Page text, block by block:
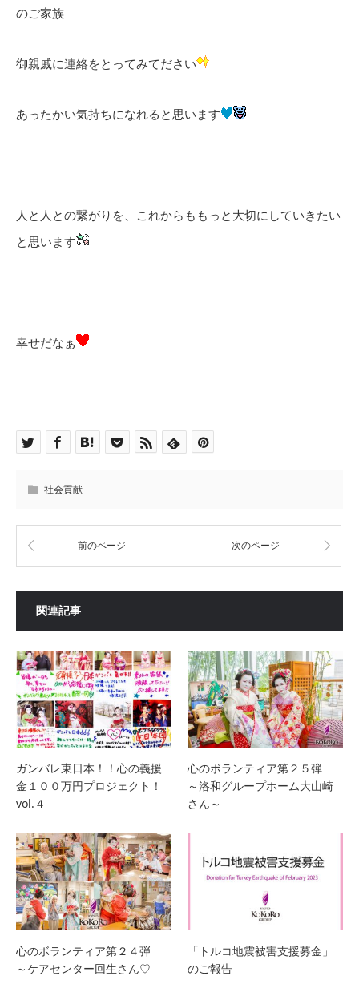
のご家族
御親戚に連絡をとってみてださい
あったかい気持ちになれると思います
人と人との繋がりを、これからももっと大切にしていきたい
と思います
幸せだなぁ
社会貢献
前のページ 次のページ
関連記事
ガンバレ東日本！！心の義援
金１００万円プロジェクト！
vol.４
心のボランティア第２５弾
～洛和グループホーム大山崎
さん～
心のボランティア第２４弾
～ケアセンター回生さん♡
「トルコ地震被害支援募金」
のご報告